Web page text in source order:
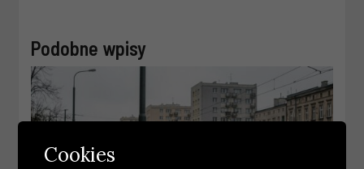
Podobne wpisy
Cookies